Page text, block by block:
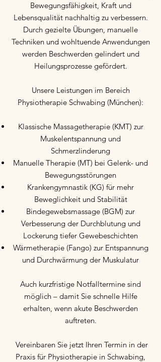
Bewegungsfähigkeit, Kraft und
Lebensqualität nachhaltig zu verbessern.
Durch gezielte Übungen, manuelle
Techniken und wohltuende Anwendungen
werden Beschwerden gelindert und
Heilungsprozesse gefördert.
Unsere Leistungen im Bereich
Physiotherapie Schwabing (München):
Klassische Massagetherapie (KMT) zur
Muskelentspannung und
Schmerzlinderung
Manuelle Therapie (MT) bei Gelenk- und
Bewegungsstörungen
Krankengymnastik (KG) für mehr
Beweglichkeit und Stabilität
Bindegewebsmassage (BGM) zur
Verbesserung der Durchblutung und
Lockerung tiefer Gewebeschichten
Wärmetherapie (Fango) zur Entspannung
und Durchwärmung der Muskulatur
Auch kurzfristige Notfalltermine sind
möglich – damit Sie schnelle Hilfe
erhalten, wenn akute Beschwerden
auftreten.
Vereinbaren Sie jetzt Ihren Termin in der
Praxis für Physiotherapie in Schwabing,